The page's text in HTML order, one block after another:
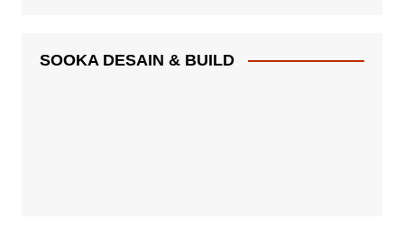
SOOKA DESAIN & BUILD